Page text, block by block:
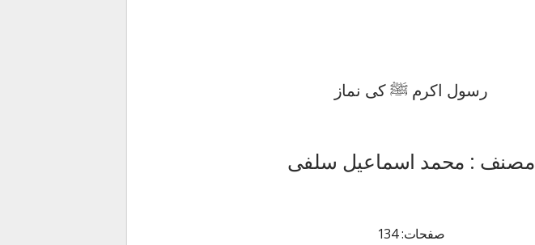
رسول اکرم ﷺ کی نماز
مصنف : محمد اسماعیل سلفی
صفحات: 134